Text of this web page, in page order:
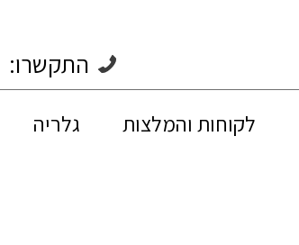
התקשרו:
לקוחות והמלצות גלריה